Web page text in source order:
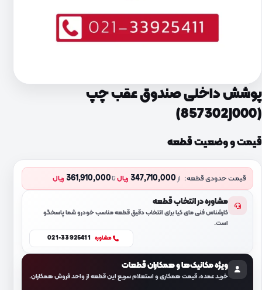
پوشش داخلی صندوق عقب چپ
(857302J000)
قیمت و وضعیت قطعه
قیمت حدودی قطعه: از347,710,000 ریالتا361,910,000 ریال
مشاوره در انتخاب قطعه
کارشناس فنی مای کیا برای انتخاب دقیق قطعه مناسب خودرو شما پاسخگو
است.
مشاوره 021-33925411
ویژه مکانیک‌ها و همکاران قطعات
خرید عمده، قیمت همکاری و استعلام سریع این قطعه از واحد فروش همکاران.